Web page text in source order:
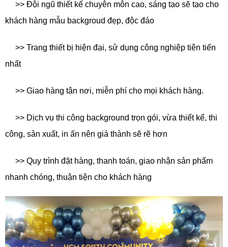
>> Đội ngũ thiết kế chuyên môn cao, sáng tạo sẽ tạo cho
khách hàng mẫu backgroud đẹp, độc đáo
>> Trang thiết bị hiện đại, sử dụng công nghiệp tiên tiến
nhất
>> Giao hàng tận nơi, miễn phí cho mọi khách hàng.
>> Dịch vụ thi công background trọn gói, vừa thiết kế, thi
công, sản xuất, in ấn nên giá thành sẽ rẽ hơn
>> Quy trình đặt hàng, thanh toán, giao nhận sản phẩm
nhanh chóng, thuận tiện cho khách hàng